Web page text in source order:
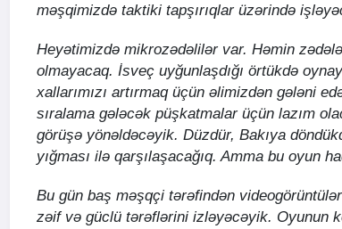
məşqimizdə taktiki tapşırıqlar üzərində
Heyətimizdə mikrozədəlilər var. Həmin
olmayacaq. İsveç uyğunlaşdığı örtükdə
xallarımızı artırmaq üçün əlimizdən gələni
sıralama gələcək püşkatmalar üçün lazım
görüşə yönəldəcəyik. Düzdür, Bakıya
yığması ilə qarşılaşacağıq. Amma bu oyun
Bu gün baş məşqçi tərəfindən
zəif və güclü tərəflərini izləyəcəyik. Oyunun